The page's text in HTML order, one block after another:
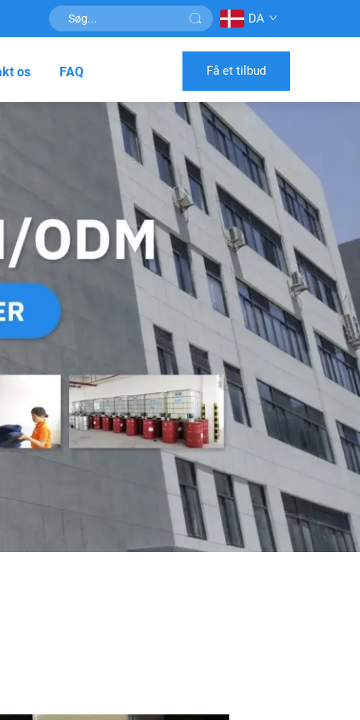
DA
os FAQ Få et tilbud